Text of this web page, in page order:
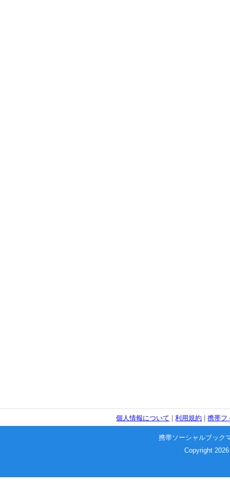
個人情報について |利用規約 |携帯フ
携帯ソーシャルブック
Copyright